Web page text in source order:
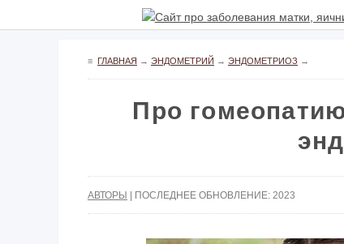
≡ ГЛАВНАЯ → ЭНДОМЕТРИЙ → ЭНДОМЕТРИОЗ →
Про
АВТОРЫ | ПОСЛЕДНЕЕ ОБНОВЛЕНИЕ: 2023